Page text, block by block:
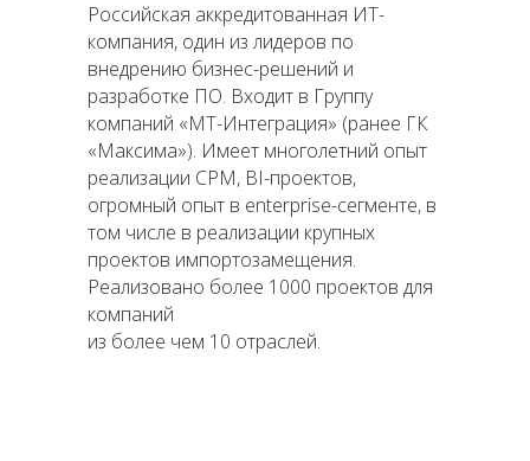
Российская аккредитованная ИТ-
компания, один из лидеров по
внедрению бизнес-решений и
разработке ПО. Входит в Группу
компаний «МТ-Интеграция» (ранее ГК
«Максима»). Имеет многолетний опыт
реализации CPM, BI-проектов,
огромный опыт в enterprise-сегменте, в
том числе в реализации крупных
проектов импортозамещения.
Реализовано более 1000 проектов для
компаний
из более чем 10 отраслей.